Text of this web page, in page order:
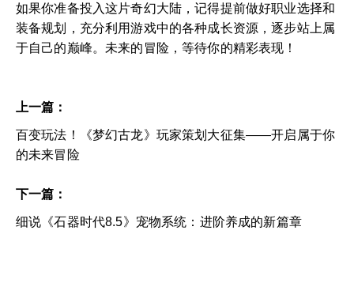
如果你准备投入这片奇幻大陆，记得提前做好职业选择和
装备规划，充分利用游戏中的各种成长资源，逐步站上属
于自己的巅峰。未来的冒险，等待你的精彩表现！
上一篇：
百变玩法！《梦幻古龙》玩家策划大征集——开启属于你
的未来冒险
下一篇：
细说《石器时代8.5》宠物系统：进阶养成的新篇章